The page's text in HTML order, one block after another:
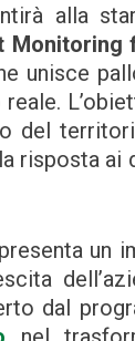
alla
Monitoring
unisce
del
risposta ai
un
dal